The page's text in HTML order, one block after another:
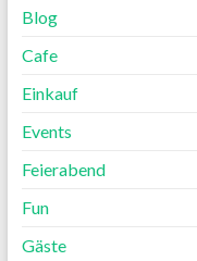
Blog
Cafe
Einkauf
Events
Feierabend
Fun
Gäste